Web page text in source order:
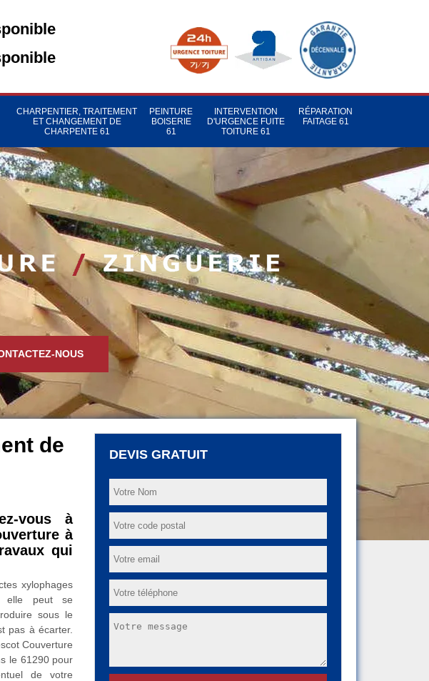
CHARPENTIER, TRAITEMENT
ET CHANGEMENT DE
CHARPENTE 61
PEINTURE
BOISERIE
61
INTERVENTION
D'URGENCE FUITE
TOITURE 61
RÉPARATION
FAITAGE 61
NOUS
de
vous à
à
qui
xylophages
elle peut se
sous le
pas à écarter.
Couverture
le 61290 pour
de votre
DEVIS GRATUIT